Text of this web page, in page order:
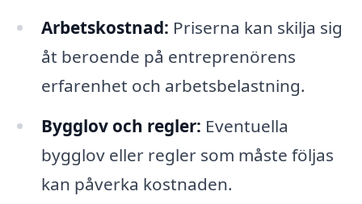
Arbetskostnad: Priserna kan skilja sig
åt beroende på entreprenörens
erfarenhet och arbetsbelastning.
Bygglov och regler: Eventuella
bygglov eller regler som måste följas
kan påverka kostnaden.